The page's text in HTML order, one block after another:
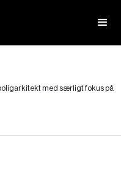
med særligt fokus på